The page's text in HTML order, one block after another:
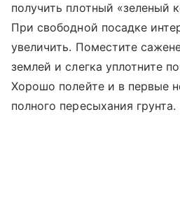
получить плотный «зеленый
При свободной посадке
увеличить. Поместите
землей и слегка уплотните
Хорошо полейте и в первые
полного пересыхания грунта.